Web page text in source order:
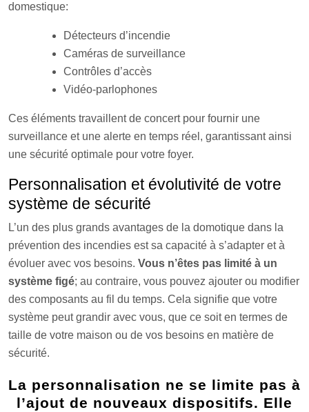
domestique:
Détecteurs d’incendie
Caméras de surveillance
Contrôles d’accès
Vidéo-parlophones
Ces éléments travaillent de concert pour fournir une
surveillance et une alerte en temps réel, garantissant ainsi
une sécurité optimale pour votre foyer.
Personnalisation et évolutivité de votre
système de sécurité
L’un des plus grands avantages de la domotique dans la
prévention des incendies est sa capacité à s’adapter et à
évoluer avec vos besoins. Vous n’êtes pas limité à un
système figé; au contraire, vous pouvez ajouter ou modifier
des composants au fil du temps. Cela signifie que votre
système peut grandir avec vous, que ce soit en termes de
taille de votre maison ou de vos besoins en matière de
sécurité.
La personnalisation ne se limite pas à
l’ajout de nouveaux dispositifs. Elle